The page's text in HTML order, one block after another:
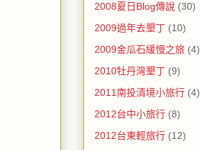
2008夏日Blog傳說 (30)
2009過年去墾丁 (10)
2009金瓜石緩慢之旅 (4)
2010牡丹灣墾丁 (9)
2011南投清境小旅行 (4)
2012台中小旅行 (8)
2012台東輕旅行 (12)